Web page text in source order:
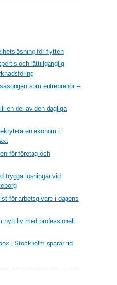
för flytten
och lättillgänglig
som entreprenör –
en del av den dagliga
en ekonom i
för företag och
trygga lösningar vid
för arbetsgivare i dagens
nytt liv med professionell
i Stockholm sparar tid